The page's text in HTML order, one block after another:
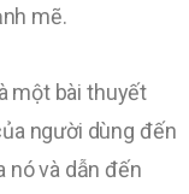
mẽ.
một bài thuyết
người dùng đến
nó và dẫn đến